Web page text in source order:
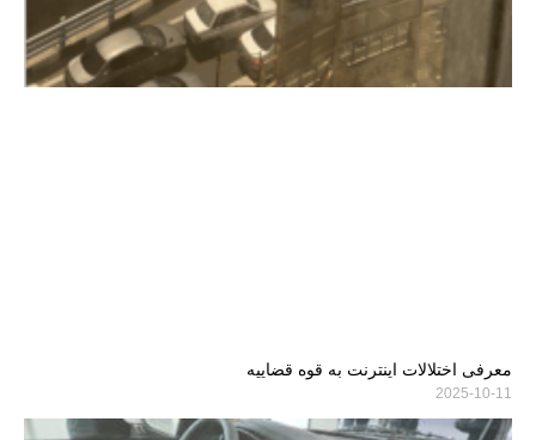
معرفی اختلالات اینترنت به قوه قضاییه
2025-10-11